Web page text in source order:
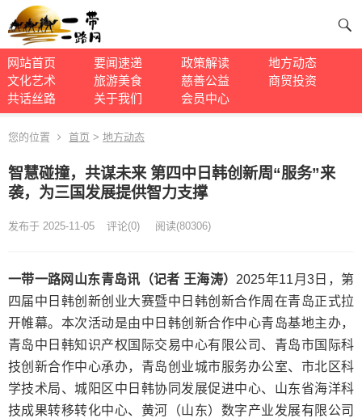
网站首页 要闻速递 政策解读
地方动态
文化艺术
旅游美食 慈善公益
商贸投资
共话丝路
关于我们 会员中心
您的位置 首页 > 地方动态
智慧碰撞，共谋未来 第四中日韩创新周“服务”来
袭，为三国发展提供智力支撑
发布于 2025-11-05 评论(0) 阅读(80306)
一带一路网山东青岛讯（记者 王海涛） 2025年11月3日，第
四届中日韩创新创业大赛暨中日韩创新合作周在青岛正式拉
开帷幕。本次活动是由中日韩创新合作中心青岛基地主办，
青岛中日韩知识产权国际交易中心有限公司、青岛市国际科
技创新合作中心承办，青岛创业城市服务办公室、市北区科
学技术局、城阳区中日韩协同发展促进中心、山东省海洋科
技成果转移转化中心、黄河（山东）数字产业发展有限公司